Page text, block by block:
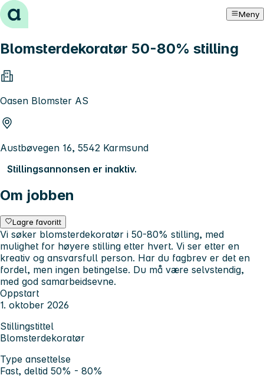
Hopp til innhold Meny
Blomsterdekoratør 50-80% stilling
Oasen Blomster AS
Austbøvegen 16, 5542 Karmsund
Stillingsannonsen er inaktiv.
Om jobben
Lagre favoritt
Vi søker blomsterdekoratør i 50-80% stilling, med
mulighet for høyere stilling etter hvert. Vi ser etter en
kreativ og ansvarsfull person. Har du fagbrev er det en
fordel, men ingen betingelse. Du må være selvstendig,
med god samarbeidsevne.
Oppstart
1. oktober 2026
Stillingstittel
Blomsterdekoratør
Type ansettelse
Fast, deltid 50% - 80%